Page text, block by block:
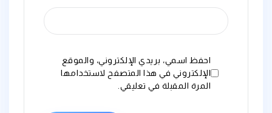
احفظ اسمي، بريدي الإلكتروني، والموقع
الإلكتروني في هذا المتصفح لاستخدامها
المرة المقبلة في تعليقي.